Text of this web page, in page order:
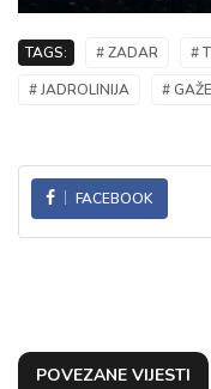
TAGS: # ZADAR #
# JADROLINIJA
#
FACEBOOK
POVEZANE VIJESTI